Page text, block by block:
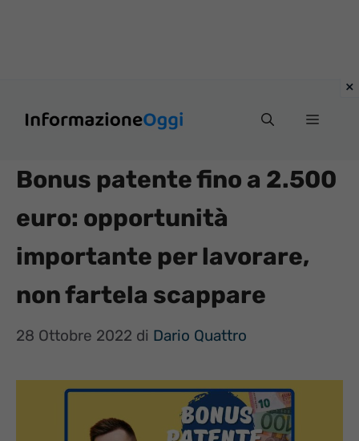
Menu
Bonus patente fino a 2.500
euro: opportunità
importante per lavorare,
non fartela scappare
28 Ottobre 2022 di Dario Quattro